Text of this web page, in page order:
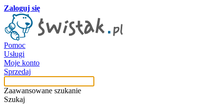
Zaloguj się
Pomoc
Usługi
Moje konto
Sprzedaj
Zaawansowane szukanie
Szukaj